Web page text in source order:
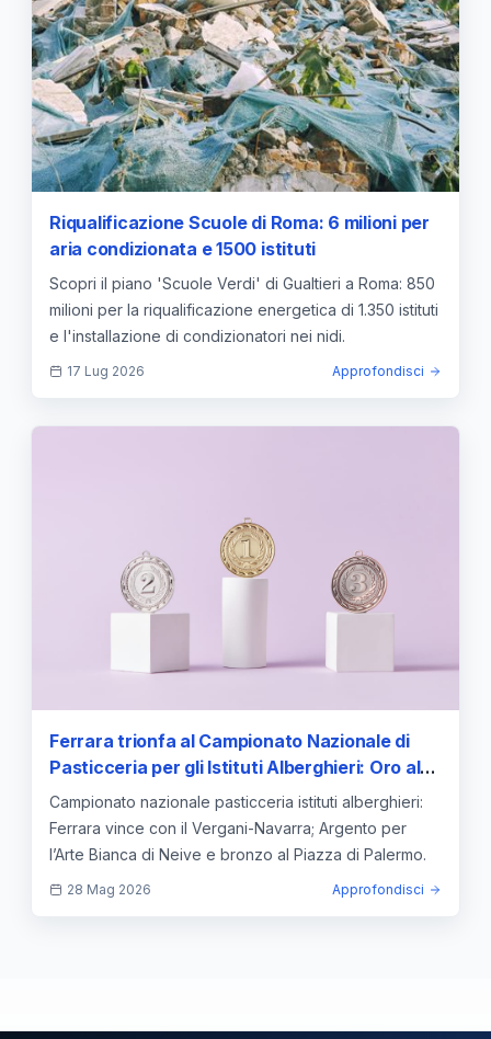
Riqualificazione Scuole di Roma: 6 milioni per
aria condizionata e 1500 istituti
Scopri il piano 'Scuole Verdi' di Gualtieri a Roma: 850
milioni per la riqualificazione energetica di 1.350 istituti
e l'installazione di condizionatori nei nidi.
17 Lug 2026 Approfondisci
Ferrara trionfa al Campionato Nazionale di
Pasticceria per gli Istituti Alberghieri: Oro al
Vergani-Navarra, Argento a Neive, Bronzo a
Palermo
Campionato nazionale pasticceria istituti alberghieri:
Ferrara vince con il Vergani-Navarra; Argento per
l’Arte Bianca di Neive e bronzo al Piazza di Palermo.
28 Mag 2026 Approfondisci